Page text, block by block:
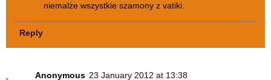
niemalże wszystkie szamony z vatiki.
Reply
Anonymous 23 January 2012 at 13:38